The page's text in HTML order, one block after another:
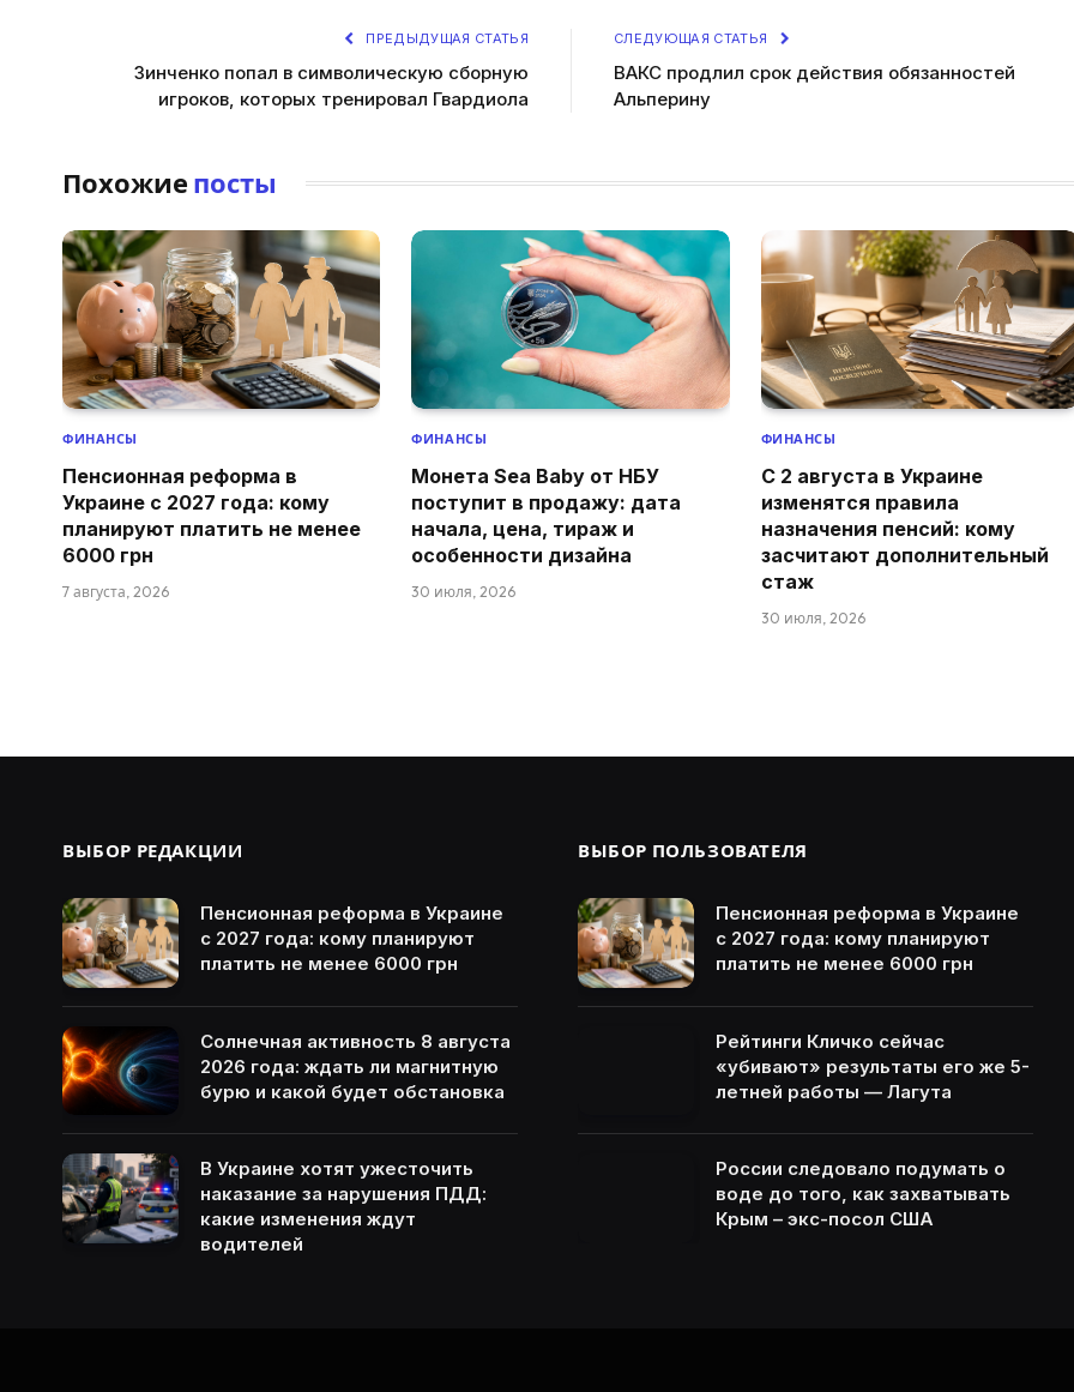
ПРЕДЫДУЩАЯ СТАТЬЯ
Зинченко попал в символическую сборную
игроков, которых тренировал Гвардиола
СЛЕДУЮЩАЯ СТАТЬЯ
ВАКС продлил срок действия обязанностей
Альперину
Похожие посты
ФИНАНСЫ
Пенсионная реформа в
Украине с 2027 года: кому
планируют платить не менее
6000 грн
7 августа, 2026
ФИНАНСЫ
Монета Sea Baby от НБУ
поступит в продажу: дата
начала, цена, тираж и
особенности дизайна
30 июля, 2026
ФИНАНСЫ
С 2 августа в Украине
изменятся правила
назначения пенсий: кому
засчитают дополнительный
стаж
30 июля, 2026
ВЫБОР РЕДАКЦИИ
Пенсионная реформа в Украине
с 2027 года: кому планируют
платить не менее 6000 грн
Солнечная активность 8 августа
2026 года: ждать ли магнитную
бурю и какой будет обстановка
В Украине хотят ужесточить
наказание за нарушения ПДД:
какие изменения ждут
водителей
ВЫБОР ПОЛЬЗОВАТЕЛЯ
Пенсионная реформа в Украине
с 2027 года: кому планируют
платить не менее 6000 грн
Рейтинги Кличко сейчас
«убивают» результаты его же 5-
летней работы — Лагута
России следовало подумать о
воде до того, как захватывать
Крым – экс-посол США